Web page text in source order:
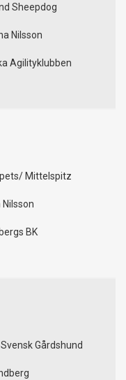
Sheepdog
Nilsson
Agilityklubben
Mittelspitz
BK
Gårdshund